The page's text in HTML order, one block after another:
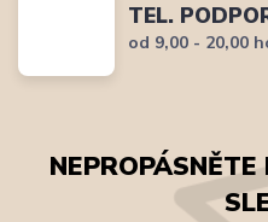
TEL.
od 9,00 - 20,00